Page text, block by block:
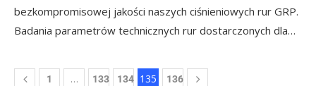
bezkompromisowej jakości naszych ciśnieniowych rur GRP.
Badania parametrów technicznych rur dostarczonych dla…
1 … 133 134 135 136